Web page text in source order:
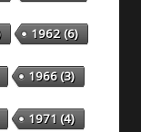
1962(6)
1966(3)
1971 (4)